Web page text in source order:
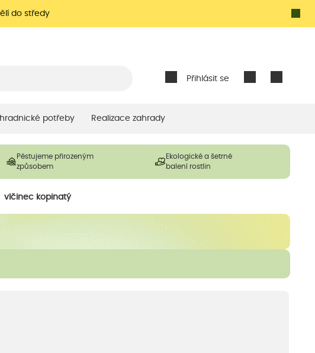
do středy
Přihlásit se
potřeby Realizace zahrady
Pěstujeme přirozeným
způsobem
Ekologické a šetrné
balení rostlin
vlčinec kopinatý